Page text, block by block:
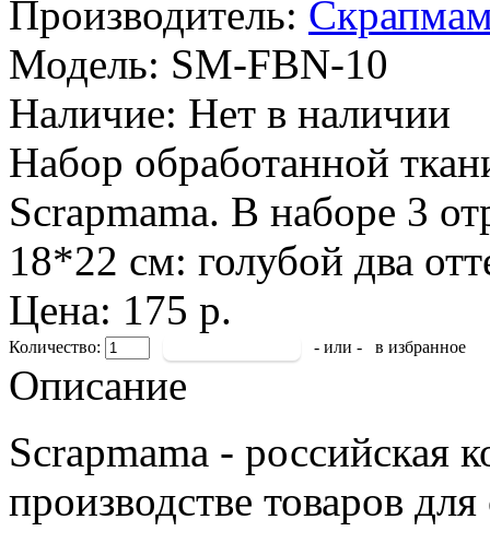
Производитель:
Модель: SM-FBN-10
Наличие: Нет в наличии
Набор обработанной
Scrapmama. В наборе 3
18*22 см: голубой два
Цена: 175 р.
Количество: - или - в избранное
Описание
Scrapmama - российская
производстве товаров